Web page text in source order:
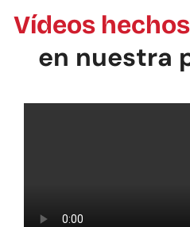
Vídeos
en nuestra